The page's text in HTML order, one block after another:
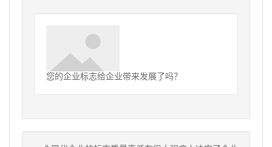
您的企业标志给企业带来发展了吗？